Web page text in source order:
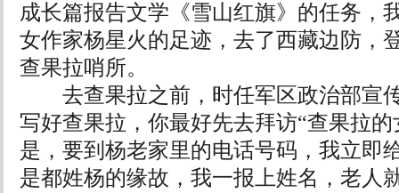
成长篇报告文学《雪山红旗》的任务，
女作家杨星火的足迹，去了西藏边防，
查果拉哨所。
去查果拉之前，时任军区政治部宣
写好查果拉，你最好先去拜访“查果拉
是，要到杨老家里的电话号码，我立即
是都姓杨的缘故，我一报上姓名，老人